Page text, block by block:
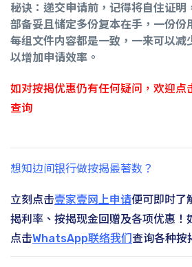
秘诀：递交申请前，记得将自住证
部备妥且储定多份复本在手，一份份
每组文件内容都是一致，一来可以减
以增加申请效率。
如对按揭优惠仍有任何疑问，欢迎点
查询
想知边间银行做按揭最著数？
立刻点击壹家壹网上申请便可即时
揭利率、按揭现金回赠及各项优惠！
点击WhatsApp联络我们查询各种按